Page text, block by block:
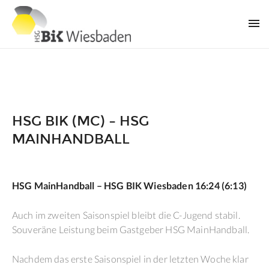
HSG BIK (MC) – HSG
MAINHANDBALL
HSG MainHandball – HSG BIK Wiesbaden 16:24 (6:13)
Auch im zweiten Saisonspiel bleibt die C-Jugend stabil.
Souveräne Leistung beim Gastgeber HSG MainHandball.
Nachdem das erste Saisonspiel in der letzten Woche klar